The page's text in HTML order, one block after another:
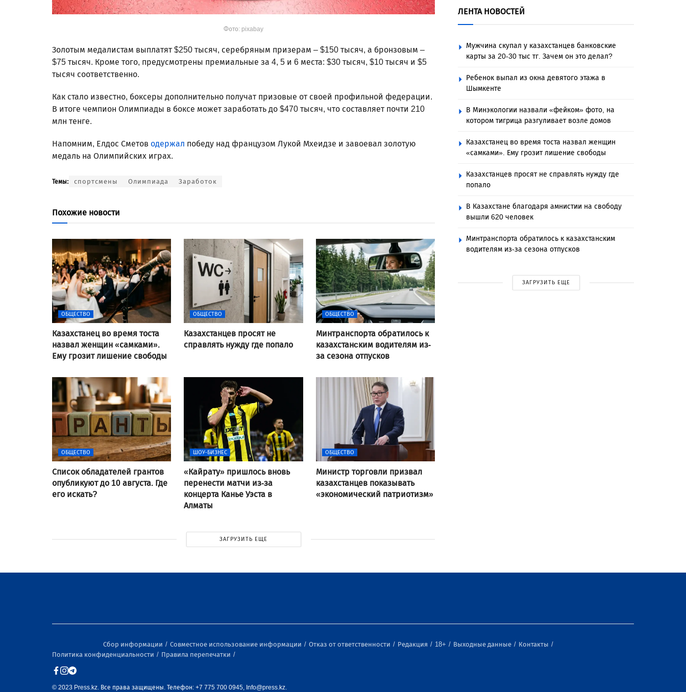
Фото: pixabay
Золотым медалистам выплатят $250 тысяч, серебряным призерам – $150 тысяч, а бронзовым –
$75 тысяч. Кроме того, предусмотрены премиальные за 4, 5 и 6 места: $30 тысяч, $10 тысяч и $5
тысяч соответственно.
Как стало известно, боксеры дополнительно получат призовые от своей профильной федерации.
В итоге чемпион Олимпиады в боксе может заработать до $470 тысяч, что составляет почти 210
млн тенге.
Напомним, Елдос Сметов одержал победу над французом Лукой Мхеидзе и завоевал золотую
медаль на Олимпийских играх.
Темы: спортсмены Олимпиада Заработок
Похожие новости
ОБЩЕСТВО
Казахстанец во время тоста
назвал женщин «самками».
Ему грозит лишение свободы
ОБЩЕСТВО
Казахстанцев просят не
справлять нужду где попало
ОБЩЕСТВО
Минтранспорта обратилось к
казахстанcким водителям из-
за сезона отпусков
ОБЩЕСТВО
Список обладателей грантов
опубликуют до 10 августа. Где
его искать?
ШОУ-БИЗНЕС
«Кайрату» пришлось вновь
перенести матчи из-за
концерта Канье Уэста в
Алматы
ОБЩЕСТВО
Министр торговли призвал
казахстанцев показывать
«экономический патриотизм»
ЗАГРУЗИТЬ ЕЩЕ
ЛЕНТА НОВОСТЕЙ
Мужчина скупал у казахстанцев банковские
карты за 20-30 тыс тг. Зачем он это делал?
Ребенок выпал из окна девятого этажа в
Шымкенте
В Минэкологии назвали «фейком» фото, на
котором тигрица разгуливает возле домов
Казахстанец во время тоста назвал женщин
«самками». Ему грозит лишение свободы
Казахстанцев просят не справлять нужду где
попало
В Казахстане благодаря амнистии на свободу
вышли 620 человек
Минтранспорта обратилось к казахстанcким
водителям из-за сезона отпусков
ЗАГРУЗИТЬ ЕЩЕ
Сбор информации Совместное использование информации Отказ от ответственности Редакция 18+ Выходные данные
Контакты
Политика конфиденциальности
Правила перепечатки
© 2023 Press.kz. Все права защищены. Телефон: +7 775 700 0945, Info@press.kz.